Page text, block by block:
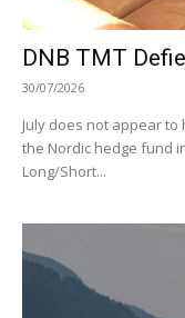
DNB TMT
30/07/2026
July does not appear
the Nordic hedge fund
Long/Short...